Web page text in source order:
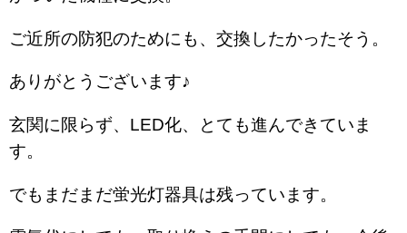
ご近所の防犯のためにも、交換したかったそう。
ありがとうございます♪
玄関に限らず、LED化、とても進んできていま
す。
でもまだまだ蛍光灯器具は残っています。